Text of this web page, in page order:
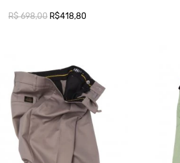
R$ 698,00R$418,80